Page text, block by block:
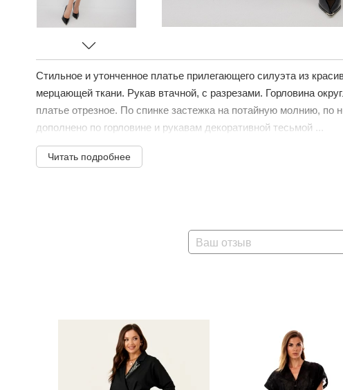
Стильное и утонченное платье прилегающего силуэта из
мерцающей ткани. Рукав втачной, с разрезами. Горловина
платье отрезное. По спинке застежка на потайную молнию, по
дополнено по горловине и рукавам декоративной тесьмой ...
Читать подробнее
Ваш отзыв